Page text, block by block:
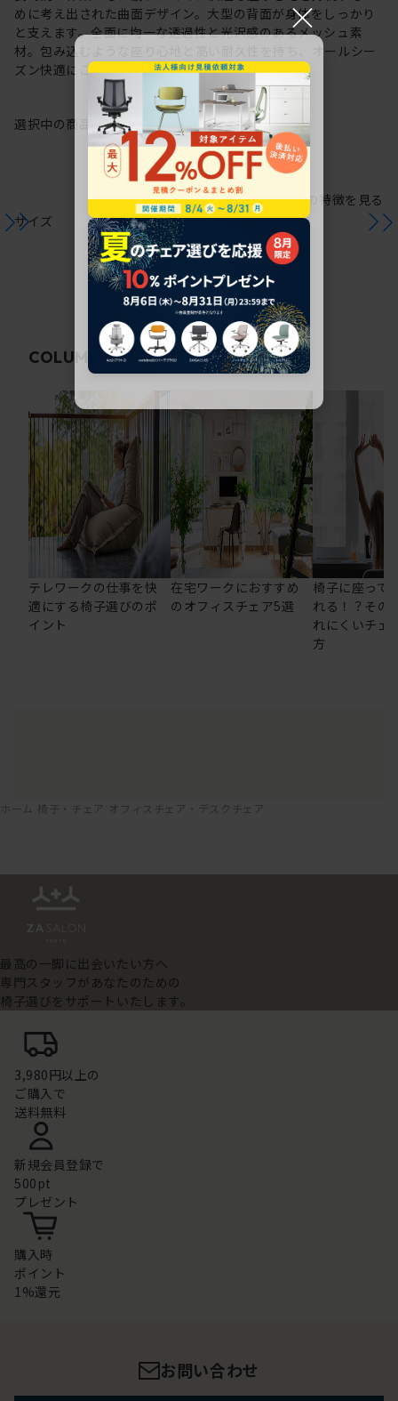
めに考え出された曲面デザイン。大型の背面が身体をしっかり
と支えます。全面に均一な透過性と光沢感のあるメッシュ素
材。包み込むような座り心地と高い耐久性を持ち、オールシー
ズン快適にご使用いただけます。
選択中の商品情報保証 注意事項
サイズ
シリーズの特徴を見る
COLUMN 関連コラム
テレワークの仕事を快
適にする椅子選びのポ
イント
在宅ワークにおすすめ
のオフィスチェア5選
椅子に座って
れる！？その
れにくいチェ
方
ホーム 椅子・チェア オフィスチェア・デスクチェア
最高の一脚に出会いたい方へ
専門スタッフがあなたのための
椅子選びをサポートいたします。
3,980円以上の
ご購入で
送料無料
新規会員登録で
500pt
プレゼント
購入時
ポイント
1%還元
お問い合わせ
×